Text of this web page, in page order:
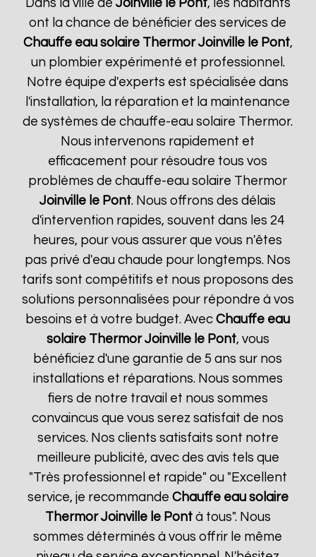
Dans la ville de Joinville le Pont, les habitants
ont la chance de bénéficier des services de
Chauffe eau solaire Thermor Joinville le Pont,
un plombier expérimenté et professionnel.
Notre équipe d'experts est spécialisée dans
l'installation, la réparation et la maintenance
de systèmes de chauffe-eau solaire Thermor.
Nous intervenons rapidement et
efficacement pour résoudre tous vos
problèmes de chauffe-eau solaire Thermor
Joinville le Pont. Nous offrons des délais
d'intervention rapides, souvent dans les 24
heures, pour vous assurer que vous n'êtes
pas privé d'eau chaude pour longtemps. Nos
tarifs sont compétitifs et nous proposons des
solutions personnalisées pour répondre à vos
besoins et à votre budget. AvecChauffe eau
solaire Thermor Joinville le Pont, vous
bénéficiez d'une garantie de 5 ans sur nos
installations et réparations. Nous sommes
fiers de notre travail et nous sommes
convaincus que vous serez satisfait de nos
services. Nos clients satisfaits sont notre
meilleure publicité, avec des avis tels que
"Très professionnel et rapide" ou "Excellent
service, je recommande Chauffe eau solaire
Thermor Joinville le Pontà tous". Nous
sommes déterminés à vous offrir le même